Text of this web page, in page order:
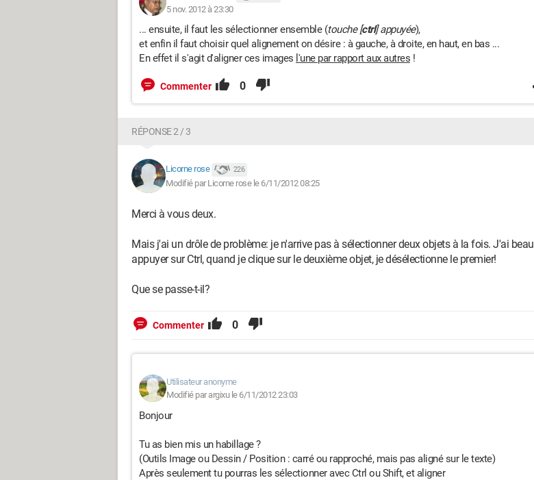
5 nov. 2012 à 23:30
... ensuite, il faut les sélectionner ensemble (touche [ctrl] appuyée),
et enfin il faut choisir quel alignement on désire : à gauche, à droite, en haut, en bas ...
En effet il s'agit d'aligner ces images l'une par rapport aux autres !
Commenter 0
RÉPONSE 2 / 3
Licorne rose 226
Modifié par Licorne rose le 6/11/2012 08:25
Merci à vous deux.
Mais j'ai un drôle de problème: je n'arrive pas à sélectionner deux objets à la fois. J'ai beau
appuyer sur Ctrl, quand je clique sur le deuxième objet, je désélectionne le premier!
Que se passe-t-il?
Commenter 0
Utilisateur anonyme
Modifié par argixu le 6/11/2012 23:03
Bonjour
Tu as bien mis un habillage ?
(Outils Image ou Dessin / Position : carré ou rapproché, mais pas aligné sur le texte)
Après seulement tu pourras les sélectionner avec Ctrl ou Shift, et aligner